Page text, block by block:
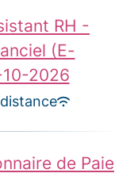
RH -
(E-
2026
de Paie